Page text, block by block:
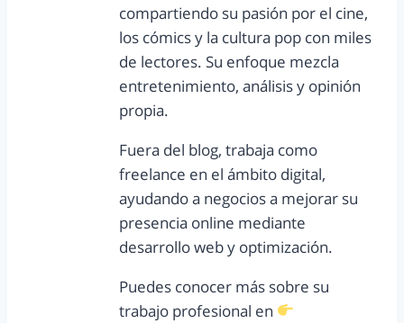
compartiendo su pasión por el cine,
los cómics y la cultura pop con miles
de lectores. Su enfoque mezcla
entretenimiento, análisis y opinión
propia.
Fuera del blog, trabaja como
freelance en el ámbito digital,
ayudando a negocios a mejorar su
presencia online mediante
desarrollo web y optimización.
Puedes conocer más sobre su
trabajo profesional en